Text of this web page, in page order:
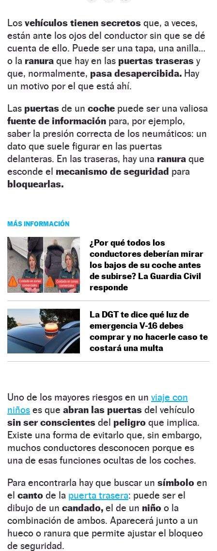
Los vehículos tienen secretos que, a veces,
están ante los ojos del conductor sin que se dé
cuenta de ello. Puede ser una tapa, una anilla…
o la ranura que hay en las puertas traseras y
que, normalmente, pasa desapercibida. Hay
un motivo por el que está ahí.
Las puertas de un coche puede ser una valiosa
fuente de información para, por ejemplo,
saber la presión correcta de los neumáticos: un
dato que suele figurar en las puertas
delanteras. En las traseras, hay una ranura que
esconde el mecanismo de seguridad para
bloquearlas.
MÁS INFORMACIÓN
¿Por qué todos los
conductores deberían mirar
los bajos de su coche antes
de subirse? La Guardia Civil
responde
La DGT te dice qué luz de
emergencia V-16 debes
comprar y no hacerle caso te
costará una multa
Uno de los mayores riesgos en un viaje con
niños es que abran las puertas del vehículo
sin ser conscientes del peligro que implica.
Existe una forma de evitarlo que, sin embargo,
muchos conductores desconocen porque es
una de esas funciones ocultas de los coches.
Para encontrarla hay que buscar un símbolo en
el canto de la puerta trasera: puede ser el
dibujo de un candado, el de un niño o la
combinación de ambos. Aparecerá junto a un
hueco o ranura que permite ajustar el bloqueo
de seguridad.